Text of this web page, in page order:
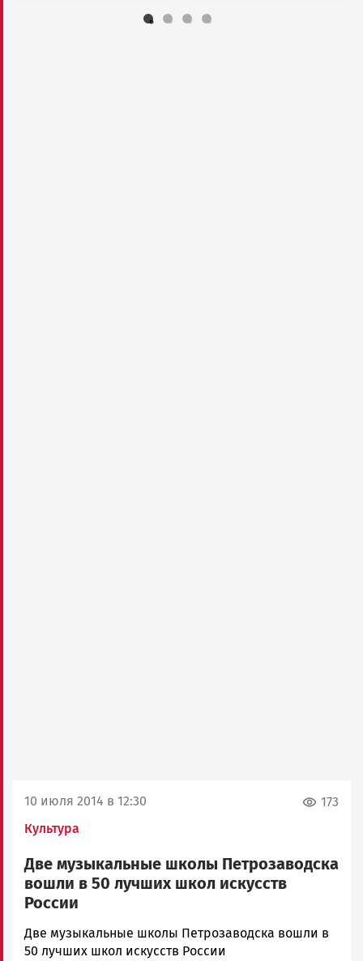
10 июля 2014 в 12:30
Культура
173
Две музыкальные школы Петрозаводска
вошли в 50 лучших школ искусств
России
admintimur
Новости
Две музыкальные школы Петрозаводска вошли в
50 лучших школ искусств России